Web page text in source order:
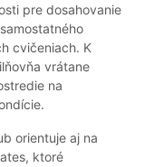
pre dosahovanie
cvičeniach. K
vrátane
na
orientuje aj na
ktoré